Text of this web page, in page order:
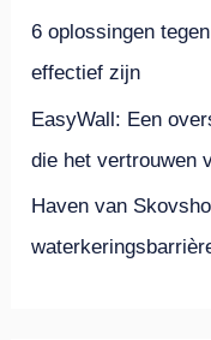
6 oplossingen
effectief zijn
EasyWall: Een
die het vertrouwen
Haven van